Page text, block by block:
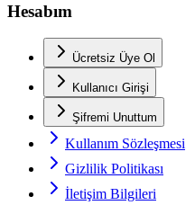
Hesabım
Ücretsiz Üye Ol
Kullanıcı Girişi
Şifremi Unuttum
Kullanım Sözleşmesi
Gizlilik Politikası
İletişim Bilgileri